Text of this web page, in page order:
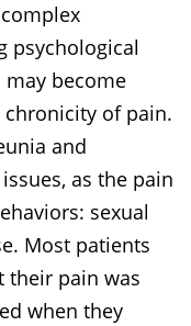
psychological
become
of pain.
and
as the pain
sexual
Most patients
their pain was
when they